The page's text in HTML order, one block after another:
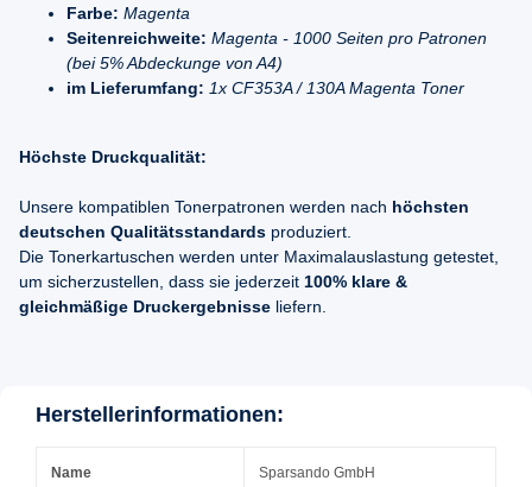
Farbe: Magenta
Seitenreichweite: Magenta - 1000 Seiten pro Patronen
(bei 5% Abdeckunge von A4)
im Lieferumfang: 1x CF353A / 130A Magenta Toner
Höchste Druckqualität:
Unsere kompatiblen Tonerpatronen werden nach höchsten
deutschen Qualitätsstandards produziert.
Die Tonerkartuschen werden unter Maximalauslastung getestet,
um sicherzustellen, dass sie jederzeit 100% klare &
gleichmäßige Druckergebnisse liefern.
Herstellerinformationen:
Name Sparsando GmbH